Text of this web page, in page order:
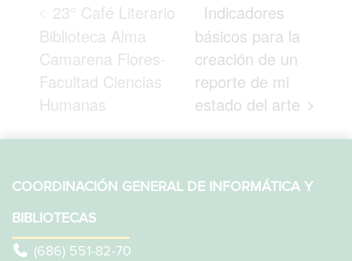
23° Café Literario
Biblioteca Alma
Camarena Flores-
Facultad Ciencias
Humanas
Indicadores
básicos para la
creación de un
reporte de mi
estado del arte
COORDINACIÓN GENERAL DE INFORMÁTICA Y
BIBLIOTECAS
(686) 551-82-70